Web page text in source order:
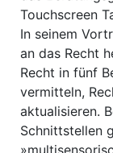
Touchscreen
In seinem
an das Recht
Recht in fünf
vermitteln,
aktualisieren.
Schnittstellen